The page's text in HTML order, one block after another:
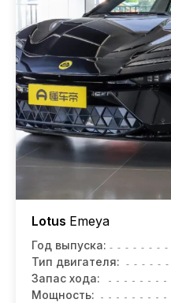
Lotus Emeya
Год выпуска:
Тип двигателя:
Запас хода:
Мощность: